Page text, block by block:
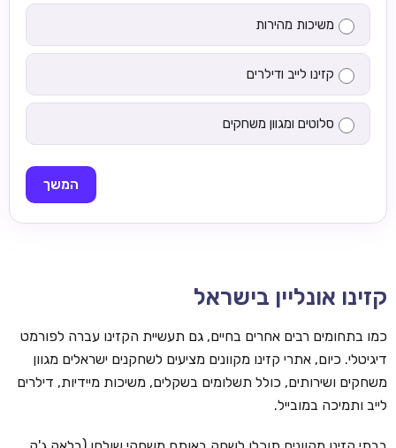
משיכות מהירות
קזינו לייב ודילרים
סלוטים ומגוון משחקים
המשך
קזינו אונליין בישראל
כמו בתחומים רבים אחרים בחיים, גם תעשיית הקזינו עברה לפורמט
דיגיטלי. כיום, אתרי קזינו מקוונים מציעים לשחקנים ישראלים מגוון
משחקים ושירותים, כולל תשלומים בשקלים, משיכות מיידיות, דילרים
לייב ותמיכה במובייל.